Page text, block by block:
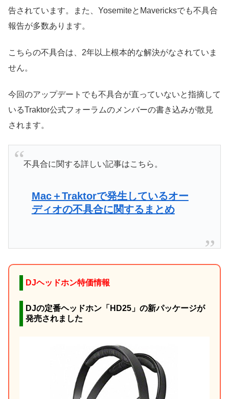
告されています。また、YosemiteとMavericksでも不具合
報告が多数あります。
こちらの不具合は、2年以上根本的な解決がなされていま
せん。
今回のアップデートでも不具合が直っていないと指摘して
いるTraktor公式フォーラムのメンバーの書き込みが散見
されます。
不具合に関する詳しい記事はこちら。
Mac＋Traktorで発生しているオー
ディオの不具合に関するまとめ
DJヘッドホン特価情報
DJの定番ヘッドホン「HD25」の新パッケージが
発売されました